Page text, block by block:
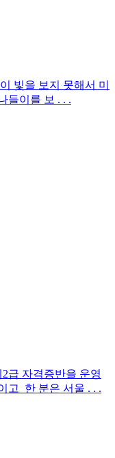
빛을 보지 못해서 미
들이를 보 . . .
급 자격증반을 운영
고 한 분은 서울 . . .